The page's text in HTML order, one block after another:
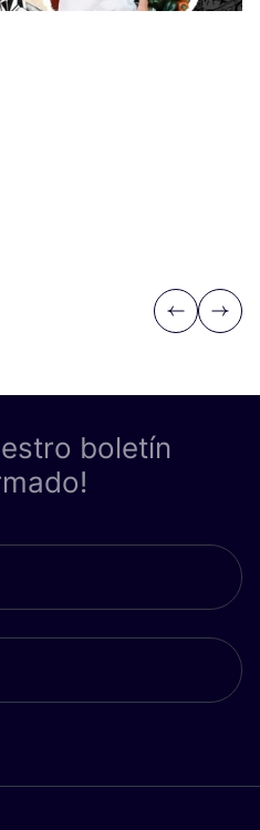
Previous
Next
boletín